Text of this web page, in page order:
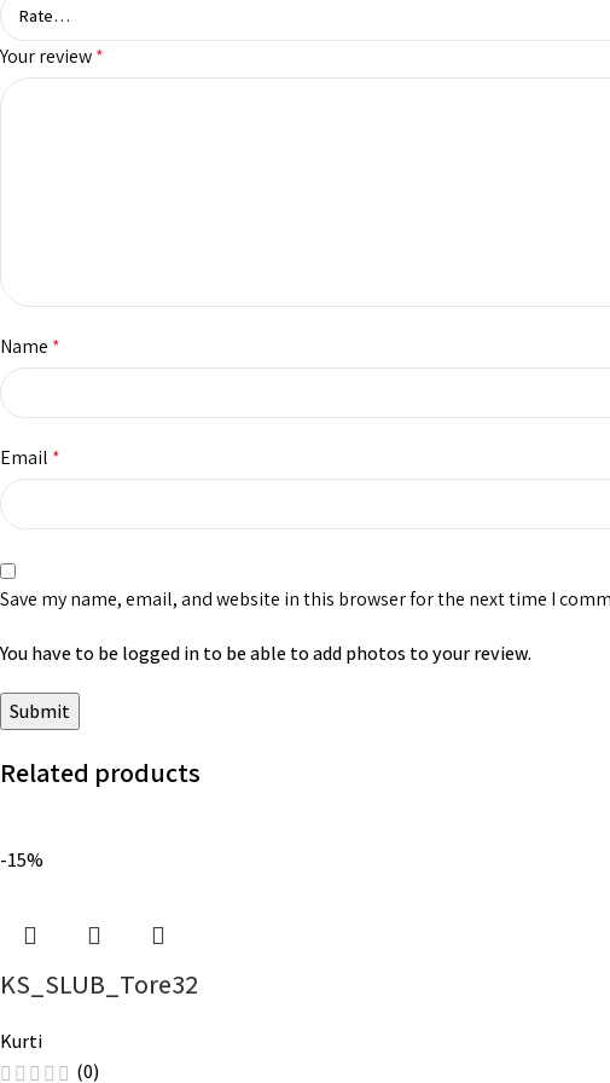
Your review*
Name *
Email *
Save my name, email, and website in this browser for the next time I
You have to be logged in to be able to add photos to your review.
Related products
-15%
KS_SLUB_Tore32
Kurti
(0)